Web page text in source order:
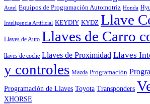
Autel Equipos de Programación Automotriz Honda
Inteligencia Artificial KEYDIY KYDZ Llave
Llaves de Auto Llaves de Carro
llaves de coche Llaves de Proximidad Llaves
y controles Mazda Programación
Programación de Llaves Toyota Transponders
XHORSE